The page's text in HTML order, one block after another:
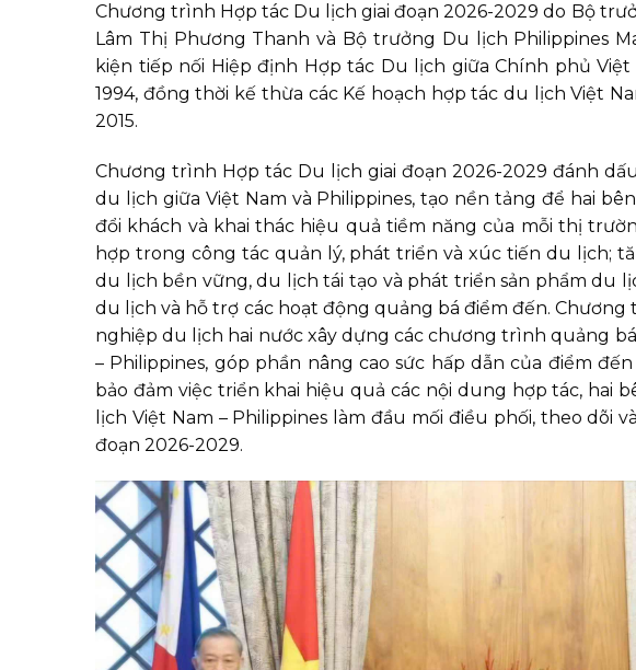
Chương trình Hợp tác Du lịch giai đoạn 2026-2029 do Bộ
Lâm Thị Phương Thanh và Bộ trưởng Du lịch Philippines
kiện tiếp nối Hiệp định Hợp tác Du lịch giữa Chính phủ
1994, đồng thời kế thừa các Kế hoạch hợp tác du lịch Việt
2015.
Chương trình Hợp tác Du lịch giai đoạn 2026-2029 đánh
du lịch giữa Việt Nam và Philippines, tạo nền tảng để hai
đổi khách và khai thác hiệu quả tiềm năng của mỗi thị
hợp trong công tác quản lý, phát triển và xúc tiến du lịch;
du lịch bền vững, du lịch tái tạo và phát triển sản phẩm du
du lịch và hỗ trợ các hoạt động quảng bá điểm đến.
nghiệp du lịch hai nước xây dựng các chương trình quảng
– Philippines, góp phần nâng cao sức hấp dẫn của điểm
bảo đảm việc triển khai hiệu quả các nội dung hợp tác, hai
lịch Việt Nam – Philippines làm đầu mối điều phối, theo
đoạn 2026-2029.